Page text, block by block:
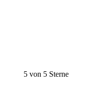
5 von 5 Sterne